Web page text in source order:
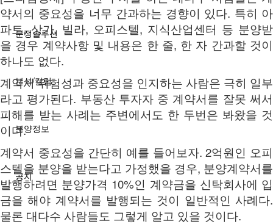
분쟁솔루션
분석/칼럼
분양정보
공지
약서의 중요성을 너무 간과하는 경향이 있다. 특히 아
파트, 상가, 빌라, 오피스텔, 지식산업센터 등 분양받
을 경우 계약사항 및 내용은 한 줄, 한 자 간과할 것이
하나도 없다.
계약서 위험성과 중요성을 인지하는 사람은 극히 일부
라고 평가된다. 부동산 투자자 중 계약서를 잘못 써서
피해를 받는 사례는 주변에서도 한 두번은 봐왔을 것
이다.
계약서 중요성을 간단히 예를 들어보자. 2억원인 오피
스텔을 분양을 받는다고 가정했을 경우, 분양계약서를
발행하려면 분양가격 10%인 계약금을 신탁회사에 입
금을 해야 계약서를 발행되는 것이 일반적인 사례다.
물론 대다수 사람들도 그렇게 알고 있을 것이다.